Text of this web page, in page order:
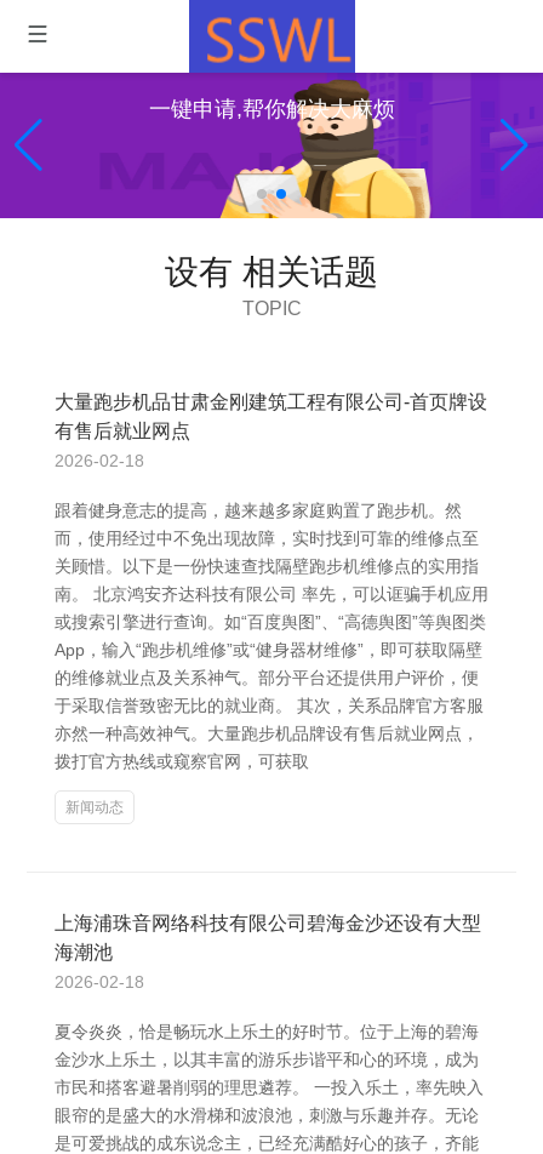
一键申请,帮你解决大麻烦
设有 相关话题
TOPIC
大量跑步机品甘肃金刚建筑工程有限公司-首页牌设
有售后就业网点
2026-02-18
跟着健身意志的提高，越来越多家庭购置了跑步机。然
而，使用经过中不免出现故障，实时找到可靠的维修点至
关顾惜。以下是一份快速查找隔壁跑步机维修点的实用指
南。 北京鸿安齐达科技有限公司 率先，可以诓骗手机应用
或搜索引擎进行查询。如“百度舆图”、“高德舆图”等舆图类
App，输入“跑步机维修”或“健身器材维修”，即可获取隔壁
的维修就业点及关系神气。部分平台还提供用户评价，便
于采取信誉致密无比的就业商。 其次，关系品牌官方客服
亦然一种高效神气。大量跑步机品牌设有售后就业网点，
拨打官方热线或窥察官网，可获取
新闻动态
上海浦珠音网络科技有限公司碧海金沙还设有大型
海潮池
2026-02-18
夏令炎炎，恰是畅玩水上乐土的好时节。位于上海的碧海
金沙水上乐土，以其丰富的游乐步谐平和心的环境，成为
市民和搭客避暑削弱的理思遴荐。 一投入乐土，率先映入
眼帘的是盛大的水滑梯和波浪池，刺激与乐趣并存。无论
是可爱挑战的成东说念主，已经充满酷好心的孩子，齐能